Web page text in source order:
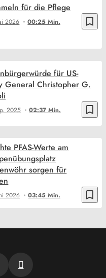
bookmark_border
2026 00:25 Min.
für die Pflege
bookmark_border
2025 02:37 Min.
für US-
General Christopher G.
bookmark_border
2026 03:45 Min.
PFAS-Werte am
sorgen für